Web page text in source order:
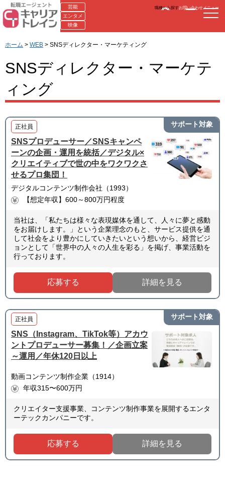
芸能
エンタメ
映像
職種から探すお問い合わせメニュー
ホーム > WEB > SNSディレクター・マーケティング
SNSディレクター・マーケテ
ィング
サポート対象
正社員
SNSプロデューサー／SNSキャンペ
ーンの企画・運用を統括／デジタル×
クリエイティブで世の中をワクワクさ
せるプロ集団！
デジタルコンテンツ制作会社（1993）
【想定年収】600～800万円程度
当社は、「私たちは様々な表現媒体を通して、人々に夢と感動
をお届けします。」という企業理念のもと、サービス提供を通
して社会をより豊かにしていきたいという想いから、経営ビジ
ョンとして「世界中の人々の人生を彩る」を掲げ、事業活動を
行っております。
応募する 詳細を見る
サポート対象
正社員
SNS（Instagram、TikTok等）アカウ
ントプロデューサー募集！／企画立案
～運用／年休120日以上
動画コンテンツ制作企業（1914）
年収315〜600万円
クリエイター支援事業、コンテンツ制作事業を展開するエンタ
ーテックカンパニーです。
応募する 詳細を見る